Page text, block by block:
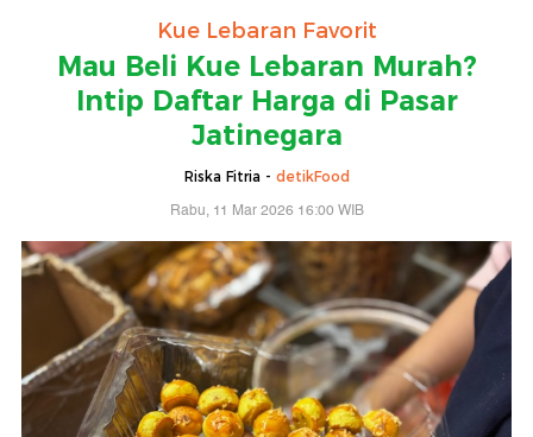
Kue Lebaran Favorit
Mau Beli Kue Lebaran Murah?
Intip Daftar Harga di Pasar
Jatinegara
Riska Fitria - detikFood
Rabu, 11 Mar 2026 16:00 WIB